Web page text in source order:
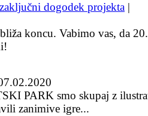
dogodek projekta |
koncu. Vabimo vas, da
PARK smo skupaj z
zanimive igre...